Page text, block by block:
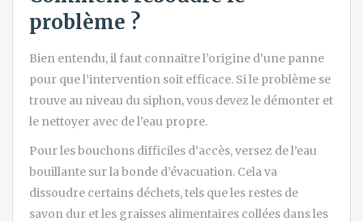
problème ?
Bien entendu, il faut connaitre l’origine d’une panne
pour que l’intervention soit efficace. Si le problème se
trouve au niveau du siphon, vous devez le démonter et
le nettoyer avec de l’eau propre.
Pour les bouchons difficiles d’accès, versez de l’eau
bouillante sur la bonde d’évacuation. Cela va
dissoudre certains déchets, tels que les restes de
savon dur et les graisses alimentaires collées dans les